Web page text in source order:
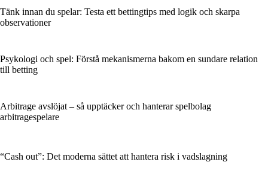
Tänk innan du spelar: Testa ett bettingtips med logik och skarpa
observationer
Psykologi och spel: Förstå mekanismerna bakom en sundare relation
till betting
Arbitrage avslöjat – så upptäcker och hanterar spelbolag
arbitragespelare
“Cash out”: Det moderna sättet att hantera risk i vadslagning